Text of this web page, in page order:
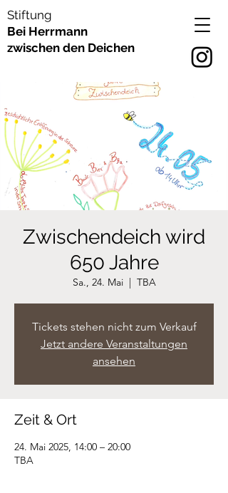
Stiftung
Bei Herrmann
zwischen den Deichen
Zwischendeich wird
650 Jahre
Sa., 24. Mai
  |
TBA
Tickets stehen nicht zum Verkauf
Jetzt andere Veranstaltungen
ansehen
Zeit & Ort
24. Mai 2025, 14:00 – 20:00
TBA